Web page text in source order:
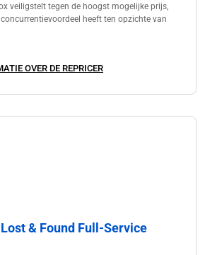
veiligstelt tegen de hoogst mogelijke prijs,
heeft ten opzichte van
OVER DE REPRICER
Lost & Found Full-Service